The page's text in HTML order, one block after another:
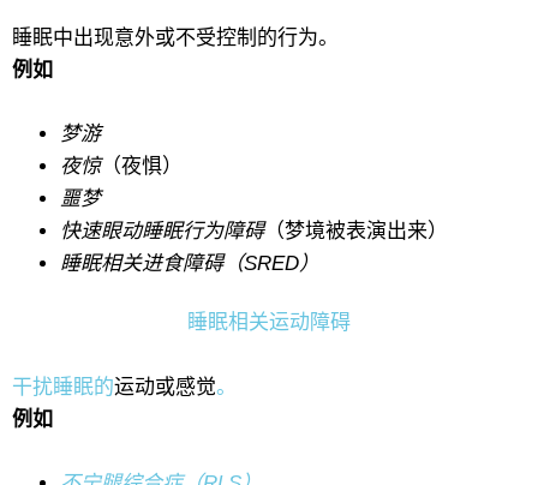
睡眠中出现意外或不受控制的行为。
例如
梦游
夜惊（夜惧）
噩梦
快速眼动睡眠行为障碍（梦境被表演出来）
睡眠相关进食障碍（SRED）
睡眠相关运动障碍
干扰睡眠的运动或感觉。
例如